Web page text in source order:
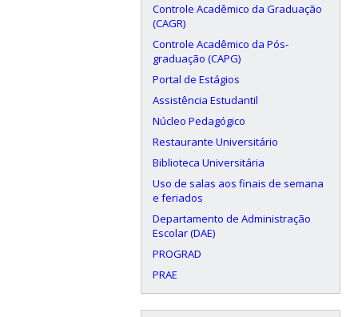
Controle Acadêmico da Graduação
(CAGR)
Controle Acadêmico da Pós-
graduação (CAPG)
Portal de Estágios
Assistência Estudantil
Núcleo Pedagógico
Restaurante Universitário
Biblioteca Universitária
Uso de salas aos finais de semana
e feriados
Departamento de Administração
Escolar (DAE)
PROGRAD
PRAE